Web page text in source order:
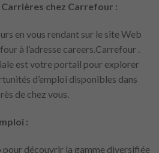
chez Carrefour :
en vous rendant sur le site Web
à l’adresse careers.Carrefour .
est votre portail pour explorer
d’emploi disponibles dans
de chez vous.
:
pour découvrir la gamme diversifiée